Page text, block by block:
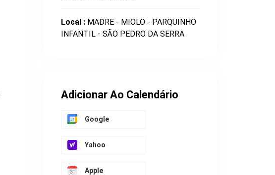
Local : MADRE - MIOLO - PARQUINHO
INFANTIL - SÃO PEDRO DA SERRA
Adicionar Ao Calendário
Google
Yahoo
Apple